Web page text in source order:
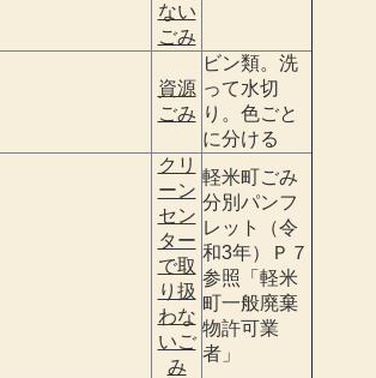
ない
ごみ
資源
ごみ
ビン類。洗
って水切
り。色ごと
に分ける
クリ
ーン
セン
ター
で取
り扱
わな
いご
み
軽米町ごみ
分別パンフ
レット（令
和3年）Ｐ７
参照「軽米
町一般廃棄
物許可業
者」